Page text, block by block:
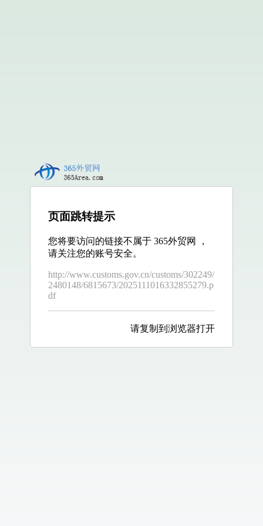
页面跳转提示
您将要访问的链接不属于 365外贸网 ，
请关注您的账号安全。
http://www.customs.gov.cn/customs/302249/
2480148/6815673/2025111016332855279.p
df
请复制到浏览器打开